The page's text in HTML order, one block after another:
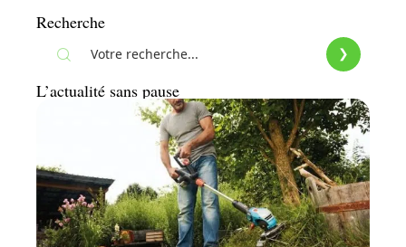
Recherche
L’actualité sans pause